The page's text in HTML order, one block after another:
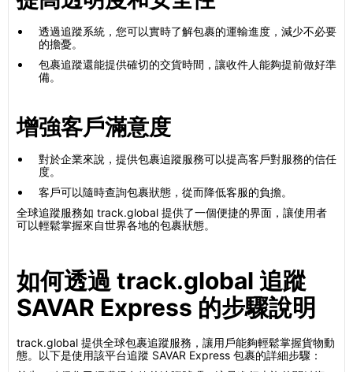
透過追蹤系統，您可以實時了解包裹的運輸進度，減少不必要
的擔憂。
包裹追蹤還能提供確切的交貨時間，讓收件人能夠提前做好準
備。
增強客戶滿意度
對於企業來說，提供包裹追蹤服務可以提高客戶對服務的信任
度。
客戶可以隨時查詢包裹狀態，從而降低客服的負擔。
全球追蹤服務如 track.global 提供了一個便捷的界面，讓使用者
可以輕鬆掌握來自世界各地的包裹狀態。
如何透過 track.global 追蹤
SAVAR Express 的步驟說明
track.global 提供全球包裹追蹤服務，讓用戶能夠輕鬆掌握貨物動
態。以下是使用該平台追蹤 SAVAR Express 包裹的詳細步驟：